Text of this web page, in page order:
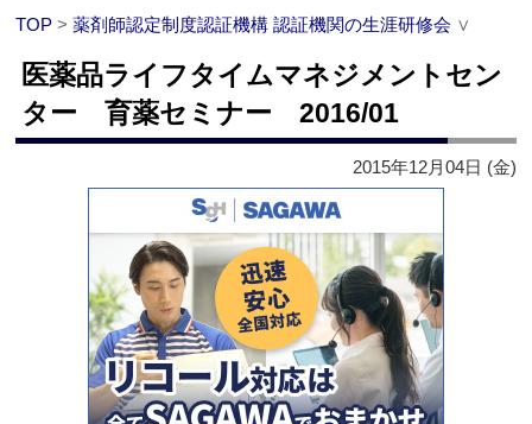
TOP >薬剤師認定制度認証機構 認証機関の生涯研修会 ∨
医薬品ライフタイムマネジメントセン
ター 育薬セミナー 2016/01
2015年12月04日 (金)